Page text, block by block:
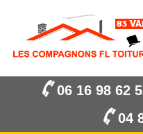
06 16 98 62
04